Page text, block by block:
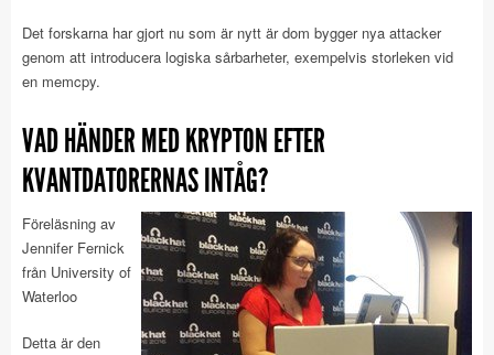
Det forskarna har gjort nu som är nytt är dom bygger nya attacker
genom att introducera logiska sårbarheter, exempelvis storleken vid
en memcpy.
VAD HÄNDER MED KRYPTON EFTER
KVANTDATORERNAS INTÅG?
Föreläsning av
Jennifer Fernick
från University of
Waterloo
Detta är den